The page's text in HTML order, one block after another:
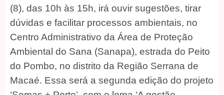
(8), das 10h às 15h, irá ouvir sugestões, tirar
dúvidas e facilitar processos ambientais, no
Centro Administrativo da Área de Proteção
Ambiental do Sana (Sanapa), estrada do Peito
do Pombo, no distrito da Região Serrana de
Macaé. Essa será a segunda edição do projeto